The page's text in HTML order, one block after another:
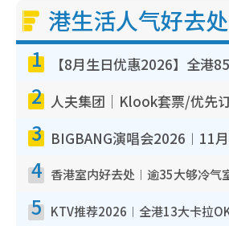
港生活人气好去处
1
2
3
4
5